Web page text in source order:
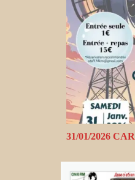
31/01/2026